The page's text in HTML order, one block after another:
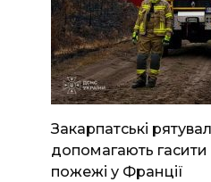
Закарпатські
допомагають гасити
пожежі у Франції